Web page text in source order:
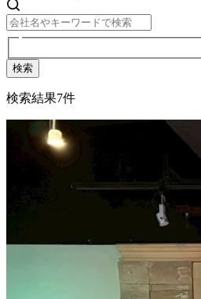
検索
検索結果7件